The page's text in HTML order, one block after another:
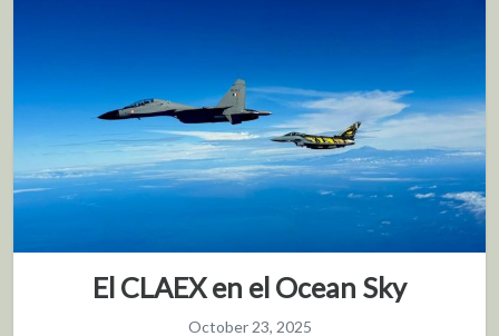
El CLAEX en el Ocean Sky
October 23, 2025